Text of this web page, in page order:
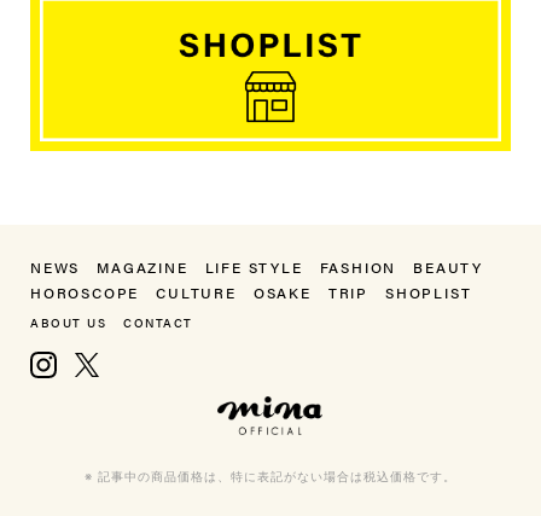
NEWS MAGAZINE LIFE STYLE FASHION
BEAUTY
HOROSCOPE
CULTURE OSAKE TRIP SHOPLIST
ABOUT US CONTACT
Instagram
※ 記事中の商品価格は、特に表記がない場合は税込価格です。